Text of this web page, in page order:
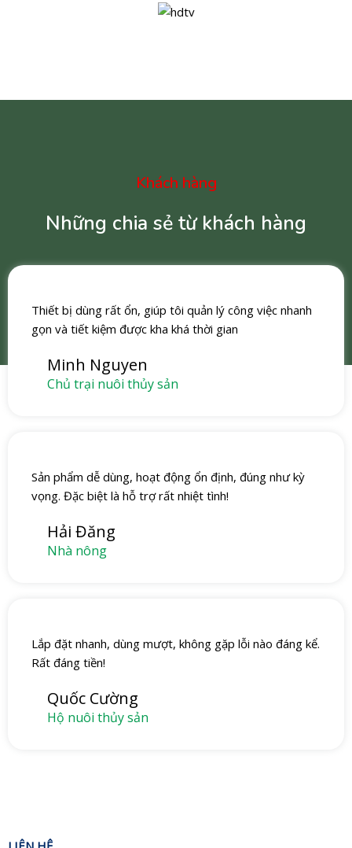
Khách hàng
Những chia sẻ từ khách hàng
Thiết bị dùng rất ổn, giúp tôi quản lý công việc nhanh
gọn và tiết kiệm được kha khá thời gian
Minh Nguyen
Chủ trại nuôi thủy sản
Sản phẩm dễ dùng, hoạt động ổn định, đúng như kỳ
vọng. Đặc biệt là hỗ trợ rất nhiệt tình!
Hải Đăng
Nhà nông
Lắp đặt nhanh, dùng mượt, không gặp lỗi nào đáng kể.
Rất đáng tiền!
Quốc Cường
Hộ nuôi thủy sản